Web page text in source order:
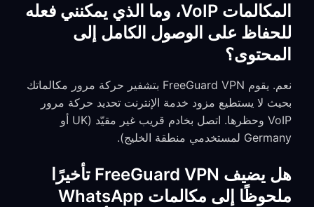
المكالمات VoIP، وما الذي يمكنني فعله
للحفاظ على الوصول الكامل إلى
المحتوى؟
نعم. يقوم FreeGuard VPN بتشفير حركة مرور مكالماتك
بحيث لا يستطيع مزود خدمة الإنترنت تحديد حركة مرور
VoIP وحظرها. اتصل بخادم قريب غير مقيّد (UK أو
Germany لمستخدمي منطقة الخليج).
هل يضيف FreeGuard VPN تأخيرًا
ملحوظًا إلى مكالمات WhatsApp